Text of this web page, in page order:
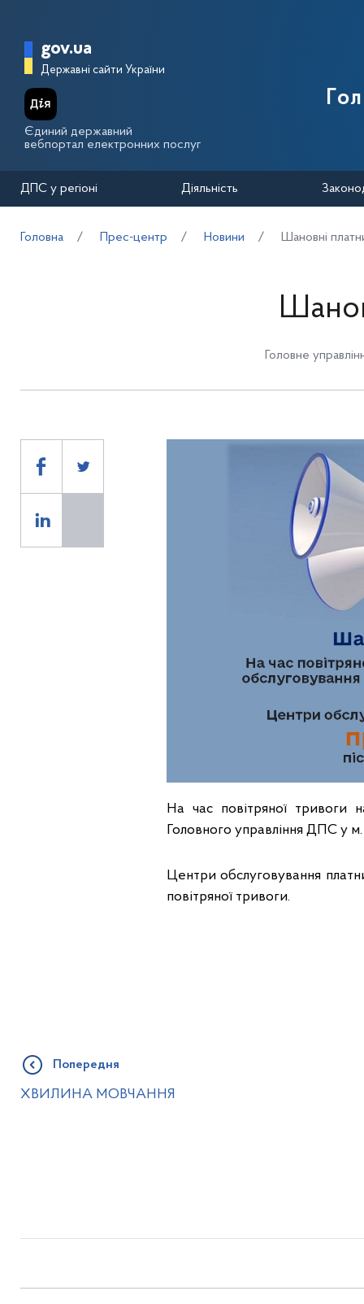
Головна сторінка Державної
gov.ua
Державні сайти України
Єдиний державний
вебпортал електронних послуг
ДПС у регіоні Діяльність
Головна Прес-центр Новини Шановні
Головне
На час повітряної тривоги
Головного управління ДПС у м.
Центри обслуговування
повітряної тривоги.
Попередня
ХВИЛИНА МОВЧАННЯ